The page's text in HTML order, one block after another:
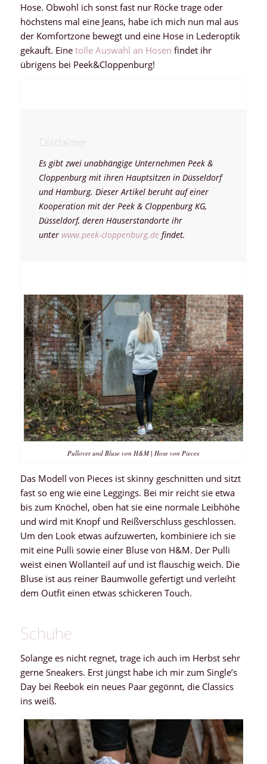
Hose. Obwohl ich sonst fast nur Röcke trage oder
höchstens mal eine Jeans, habe ich mich nun mal aus
der Komfortzone bewegt und eine Hose in Lederoptik
gekauft. Einetolle Auswahl an Hosen findet ihr
übrigens bei Peek&Cloppenburg!
Disclaimer
Es gibt zwei unabhängige Unternehmen Peek &
Cloppenburg mit ihren Hauptsitzen in Düsseldorf
und Hamburg. Dieser Artikel beruht auf einer
Kooperation mit der Peek & Cloppenburg KG,
Düsseldorf, deren Häuserstandorte ihr
unter www.peek-cloppenburg.defindet.
Pullover und Bluse von H&M | Hose von Pieces
Das Modell von Pieces ist skinny geschnitten und sitzt
fast so eng wie eine Leggings. Bei mir reicht sie etwa
bis zum Knöchel, oben hat sie eine normale Leibhöhe
und wird mit Knopf und Reißverschluss geschlossen.
Um den Look etwas aufzuwerten, kombiniere ich sie
mit eine Pulli sowie einer Bluse von H&M. Der Pulli
weist einen Wollanteil auf und ist flauschig weich. Die
Bluse ist aus reiner Baumwolle gefertigt und verleiht
dem Outfit einen etwas schickeren Touch.
Schuhe
Solange es nicht regnet, trage ich auch im Herbst sehr
gerne Sneakers. Erst jüngst habe ich mir zum Single’s
Day bei Reebok ein neues Paar gegönnt, die Classics
ins weiß.